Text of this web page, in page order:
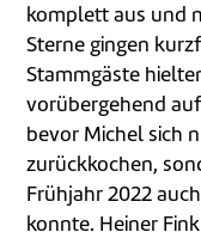
komplett aus und
Sterne gingen
Stammgäste
vorübergehend
bevor Michel sich
zurückkochen,
Frühjahr 2022
konnte. Heiner